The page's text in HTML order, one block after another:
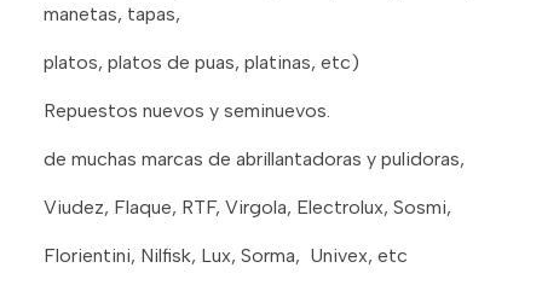
manetas, tapas,
platos, platos de puas, platinas, etc)
Repuestos nuevos y seminuevos.
de muchas marcas de abrillantadoras y pulidoras,
Viudez, Flaque, RTF, Virgola, Electrolux, Sosmi,
Florientini, Nilfisk, Lux, Sorma, Univex, etc